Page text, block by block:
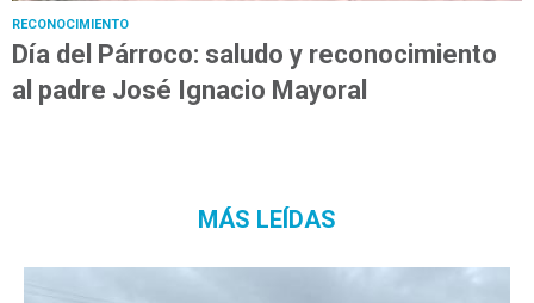
RECONOCIMIENTO
Día del Párroco: saludo y reconocimiento
al padre José Ignacio Mayoral
MÁS LEÍDAS